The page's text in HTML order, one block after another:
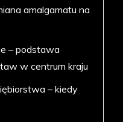
amalgamatu na
– podstawa
w centrum kraju
– kiedy